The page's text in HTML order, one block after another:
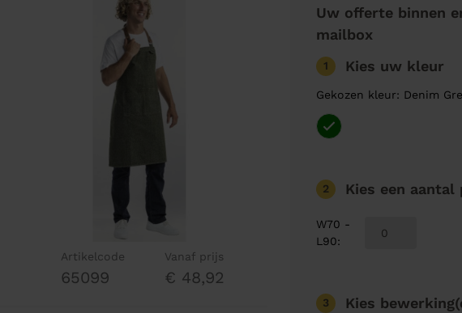
Artikelcode
65099
Vanaf prijs
€ 48,92
Uw offerte binnen
mailbox
1 Kies uw kleur
Gekozen kleur: Denim
2 Kies een aantal
W70 -
L90:
3 Kies